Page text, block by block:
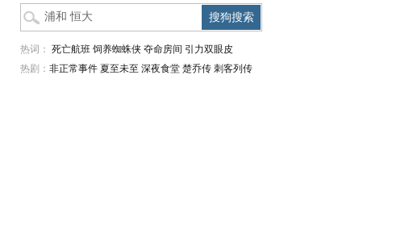
热词： 死亡航班 饲养蜘蛛侠 夺命房间 引力双眼皮
热剧： 非正常事件 夏至未至 深夜食堂 楚乔传 刺客列传